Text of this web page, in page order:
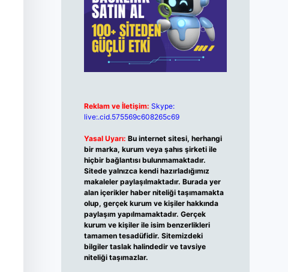
Reklam ve İletişim: Skype:
live:.cid.575569c608265c69
Yasal Uyarı: Bu internet sitesi, herhangi
bir marka, kurum veya şahıs şirketi ile
hiçbir bağlantısı bulunmamaktadır.
Sitede yalnızca kendi hazırladığımız
makaleler paylaşılmaktadır. Burada yer
alan içerikler haber niteliği taşımamakta
olup, gerçek kurum ve kişiler hakkında
paylaşım yapılmamaktadır. Gerçek
kurum ve kişiler ile isim benzerlikleri
tamamen tesadüfidir. Sitemizdeki
bilgiler taslak halindedir ve tavsiye
niteliği taşımazlar.